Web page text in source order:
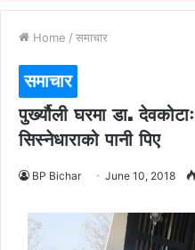
Home / समाचार
समाचार
पुर्ख्यौली घरमा डा.
सिस्नेधाराको पानी पिए
BP Bichar June 10, 2018